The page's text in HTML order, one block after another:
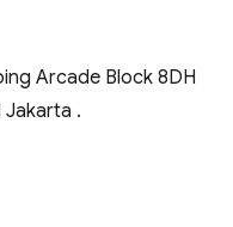
Arcade Block 8DH
Jakarta .